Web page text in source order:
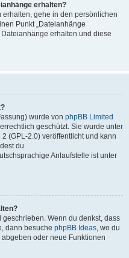
erhalten?
gehe in den persönlichen
Punkt „Dateianhänge
erhalten und diese
wurde von phpBB Limited
geschützt. Sie wurde unter
(GPL-2.0) veröffentlicht und kann
du
Anlaufstelle ist unter
Wenn du denkst, dass
dann besuche phpBB Ideas, wo du
oder neue Funktionen